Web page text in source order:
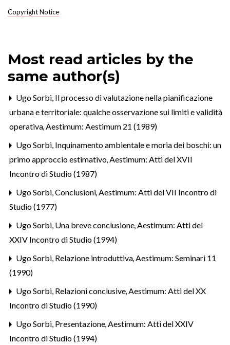
Copyright Notice
Most read articles by the
same author(s)
Ugo Sorbi, Il processo di valutazione nella pianificazione
urbana e territoriale: qualche osservazione sui limiti e validità
operativa,Aestimum: Aestimum 21 (1989)
Ugo Sorbi, Inquinamento ambientale e moria dei boschi: un
primo approccio estimativo,Aestimum: Atti del XVII
Incontro di Studio (1987)
Ugo Sorbi,Conclusioni,Aestimum: Atti del VII Incontro di
Studio (1977)
Ugo Sorbi, Una breve conclusione,Aestimum: Atti del
XXIV Incontro di Studio (1994)
Ugo Sorbi, Relazione introduttiva,Aestimum: Seminari 11
(1990)
Ugo Sorbi, Relazioni conclusive,Aestimum: Atti del XX
Incontro di Studio (1990)
Ugo Sorbi, Presentazione,Aestimum: Atti del XXIV
Incontro di Studio (1994)